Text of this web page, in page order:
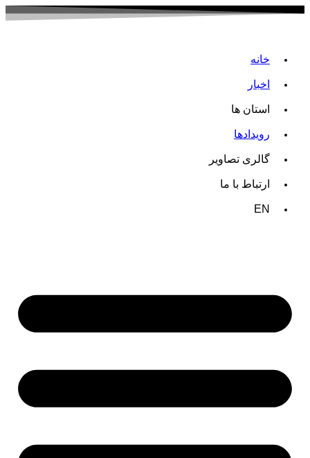
خانه
اخبار
استان ها
رویدادها
گالری تصاویر
ارتباط با ما
EN